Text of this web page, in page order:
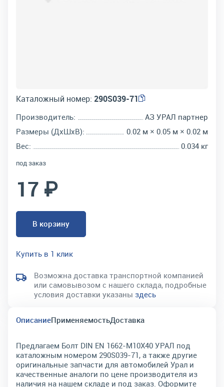
Каталожный номер: 290S039-71
Производитель:
АЗ УРАЛ партнер
Размеры (ДхШхВ):
0.02 м × 0.05 м × 0.02 м
Вес:
0.034 кг
под заказ
17 ₽
В корзину
Купить в 1 клик
Возможна доставка транспортной компанией
или самовывозом с нашего склада, подробные
условия доставки указаны здесь
ОписаниеПрименяемостьДоставка
Предлагаем Болт DIN EN 1662-М10Х40 УРАЛ под
каталожным номером 290S039-71, а также другие
оригинальные запчасти для автомобилей Урал и
качественные аналоги по цене производителя из
наличия на нашем складе и под заказ. Оформите